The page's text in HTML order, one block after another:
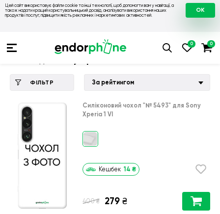
Цей сайт використовує файли cookie та інші технології, щоб допомогти вам у навігації, а
також надати кращий користувальницький досвід, аналізувати використання наших
продуктів і послуг, підвищити якість рекламних і маркетингових активностей.
OK
💙 Чохли на Sony 💛 Чохол для Sony
ФІЛЬТР За рейтингом
Силіконовий чохол "№ 5493" для Sony
Xperia 1 VI
Кешбек 14 ₴
400 ₴ 279 ₴